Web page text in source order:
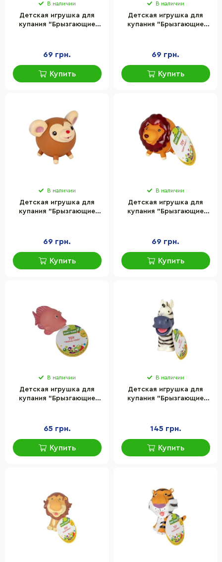
В наличии
Детская игрушка для
купания "Брызгающие
69 грн.
Купить
В наличии
Детская игрушка для
купания "Брызгающие
69 грн.
Купить
В наличии
Детская игрушка для
купания "Брызгающие
8750_коричнева мавпочка
69 грн.
Купить
В наличии
Детская игрушка для
купания "Брызгающие
69 грн.
Купить
В наличии
Детская игрушка для
купания "Брызгающие
65 грн.
Купить
В наличии
Детская игрушка для
купания "Брызгающие
145 грн.
Купить